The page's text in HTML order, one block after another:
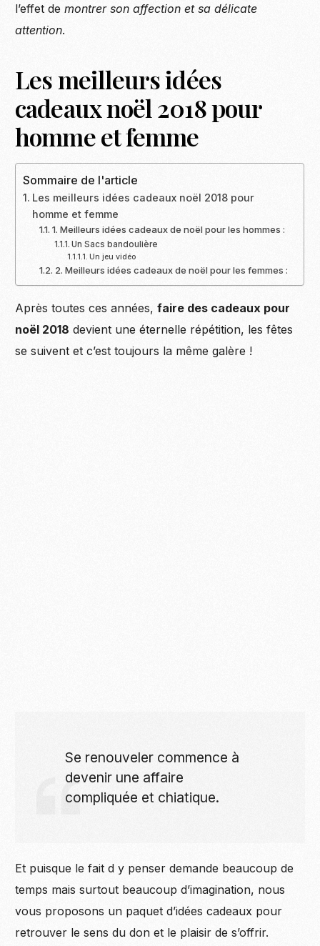
l’effet demontrer son affection et sa délicate
attention.
Les meilleurs idées
cadeaux noël 2018 pour
homme et femme
Sommaire de l'article
Les meilleurs idées cadeaux noël 2018 pour
homme et femme
1. Meilleurs idées cadeaux de noël pour les hommes :
Un Sacs bandoulière
Un jeu vidéo
2. Meilleurs idées cadeaux de noël pour les femmes :
Après toutes ces années,faire des cadeaux pour
noël 2018 devient une éternelle répétition, les fêtes
se suivent et c’est toujours la même galère !
Se renouveler commence à
devenir une affaire
compliquée et chiatique.
Et puisque le fait d y penser demande beaucoup de
temps mais surtout beaucoup d’imagination, nous
vous proposons un paquet d’idées cadeaux pour
retrouver le sens du don et le plaisir de s’offrir.